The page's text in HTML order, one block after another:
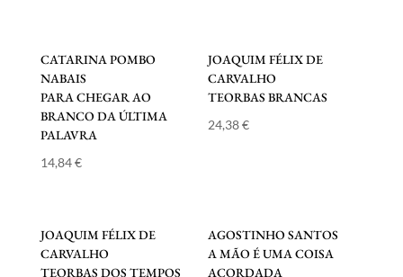
CATARINA POMBO
NABAIS
PARA CHEGAR AO
BRANCO DA ÚLTIMA
PALAVRA
14,84€
JOAQUIM FÉLIX DE
CARVALHO
TEORBAS BRANCAS
24,38€
JOAQUIM FÉLIX DE
CARVALHO
TEORBAS DOS TEMPOS
AGOSTINHO SANTOS
A MÃO É UMA COISA
ACORDADA